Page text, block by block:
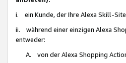
i. ein Kunde, der Ihre Alexa Skill-
ii. während einer einzigen Alexa
entweder:
A. von der Alexa Shopping